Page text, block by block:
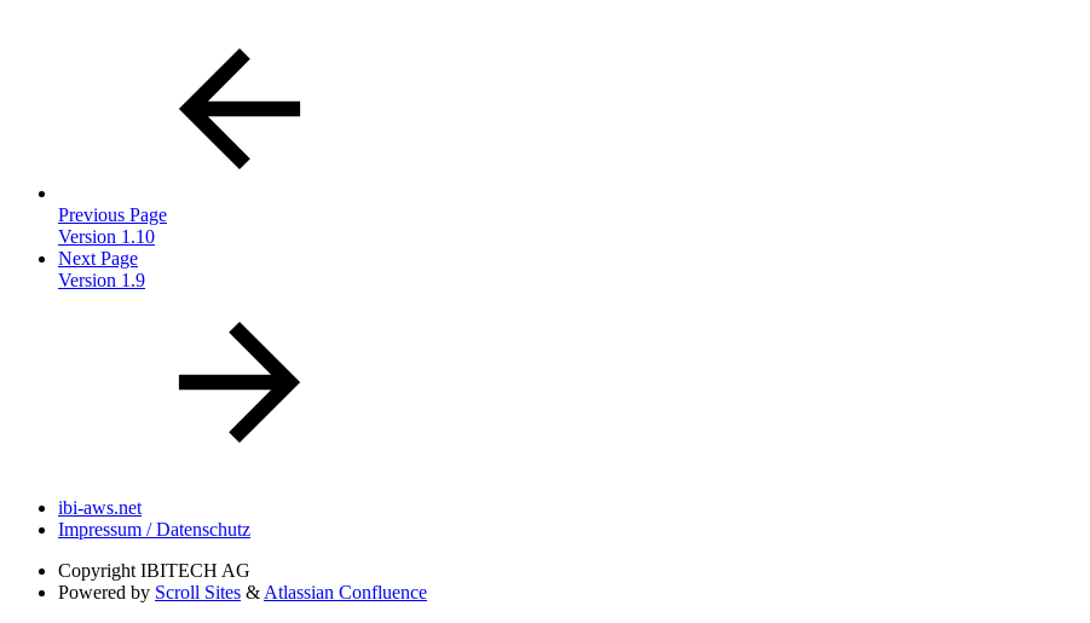
Previous Page
Version 1.10
Next Page
Version 1.9
ibi-aws.net
Impressum / Datenschutz
Copyright IBITECH AG
Powered by Scroll Sites & Atlassian Confluence